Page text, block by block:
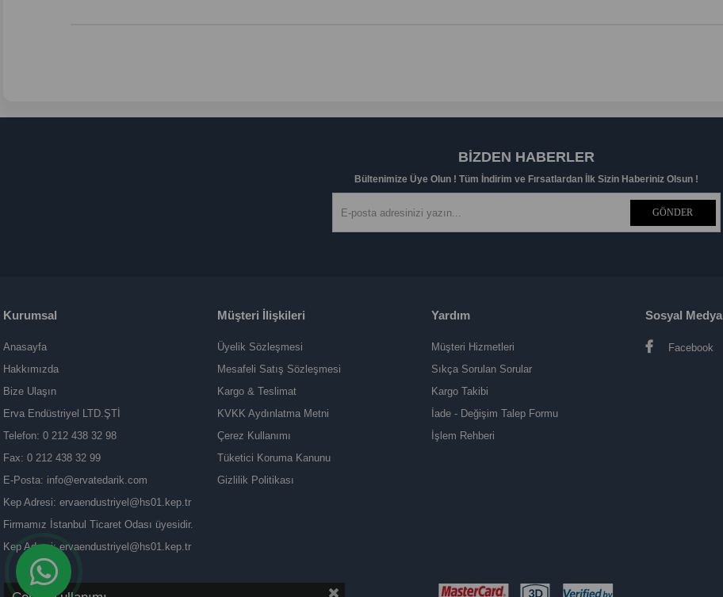
BIZDEN HABERLER
Bültenimize Üye Olun ! Tüm İndirim ve Fırsatlardan İlk Sizin Haberiniz Olsun !
GÖNDER
Kurumsal
Anasayfa
Hakkımızda
Bize Ulaşın
Erva Endüstriyel LTD.ŞTİ
Telefon: 0 212 438 32 98
Fax: 0 212 438 32 99
E-Posta: info@ervatedarik.com
Kep Adresi: ervaendustriyel@hs01.kep.tr
Firmamız İstanbul Ticaret Odası üyesidir.
Kep Adresi:ervaendustriyel@hs01.kep.tr
Müşteri İlişkileri
Üyelik Sözleşmesi
Mesafeli Satış Sözleşmesi
Kargo & Teslimat
KVKK Aydınlatma Metni
Çerez Kullanımı
Tüketici Koruma Kanunu
Gizlilik Politikası
Yardım
Müşteri Hizmetleri
Sıkça Sorulan Sorular
Kargo Takibi
İade - Değişim Talep Formu
İşlem Rehberi
Sosyal Medya
Facebook